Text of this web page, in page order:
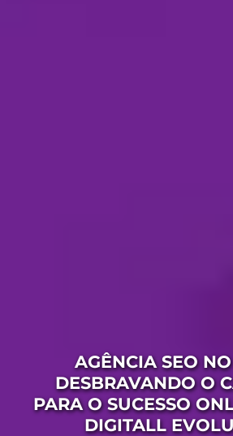
AGÊNCIA SEO
DESBRAVANDO O
PARA O SUCESSO
DIGITALL